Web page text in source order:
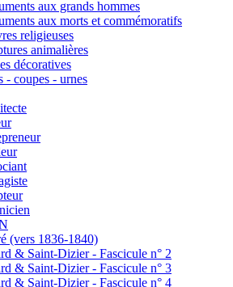
aux grands hommes
aux morts et commémoratifs
religieuses
animalières
décoratives
- coupes - urnes
(vers 1836-1840)
& Saint-Dizier - Fascicule n° 2
& Saint-Dizier - Fascicule n° 3
& Saint-Dizier - Fascicule n° 4